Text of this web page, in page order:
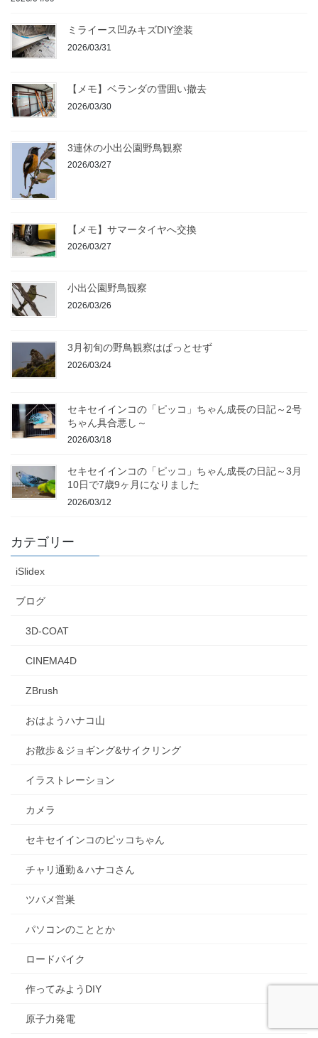
ミライース凹みキズDIY塗装
2026/03/31
【メモ】ベランダの雪囲い撤去
2026/03/30
3連休の小出公園野鳥観察
2026/03/27
【メモ】サマータイヤへ交換
2026/03/27
小出公園野鳥観察
2026/03/26
3月初旬の野鳥観察はぱっとせず
2026/03/24
セキセイインコの「ピッコ」ちゃん成長の日記～2号
ちゃん具合悪し～
2026/03/18
セキセイインコの「ピッコ」ちゃん成長の日記～3月
10日で7歳9ヶ月になりました
2026/03/12
カテゴリー
iSlidex
ブログ
3D-COAT
CINEMA4D
ZBrush
おはようハナコ山
お散歩＆ジョギング&サイクリング
イラストレーション
カメラ
セキセイインコのピッコちゃん
チャリ通勤＆ハナコさん
ツバメ営巣
パソコンのこととか
ロードバイク
作ってみようDIY
原子力発電